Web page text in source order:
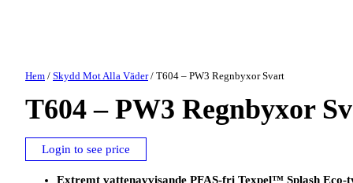
Hem / Skydd Mot Alla Väder/ T604 – PW3 Regnbyxor Svart
T604 – PW3 Regnbyxor
Login to see price
Extremt vattenavvisande PFAS-fri Texpel™ Splash